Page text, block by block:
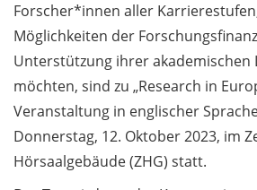
2022/2023 welcome
Beginn der Heizperiode:
Energiebilanz / Start of
the heating season
Führungen und
Gespräche zum Tag der
Restaurierung am 15.
Forscher*innen aller
Möglichkeiten der
Unterstützung ihrer akademischen
möchten, sind zu „Research in
Veranstaltung in englischer
Donnerstag, 12. Oktober 2023, im
Hörsaalgebäude (ZHG) statt.